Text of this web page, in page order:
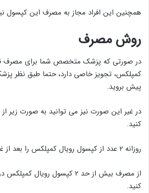
همچنین این افراد مجاز به مصرف این کپسول
روش مصرف
در صورتی که پزشک متخصص شما برای مصرف
کمپلکس، تجویز خاصی دارد، حتما طبق نظر
پیش بروید.
در غیر این صورت نیز می توانید به صورت زیر
کنید.
روزانه ۲ عدد از کپسول رویال کمپلکس را بعد از غذا حتما میل کنید.
از مصرف بیش از حد ۲ کپسول رویال
کنید.